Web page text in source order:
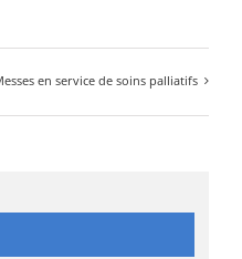
en service de soins palliatifs